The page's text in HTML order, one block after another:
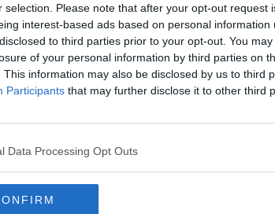
selection. Please note that after your opt-out request
interest-based ads based on personal information
to third parties prior to your opt-out. You
of your personal information by third parties on
This information may also be disclosed by us to third
Participants that may further disclose it to other third
Data Processing Opt Outs
oltre all'importanza di riavere un edificio
utilizzare anche per iniziative culturali consone ad un
Maio Agnelli.
iscriviti allaNewsletter QUInews -
nella tua casella di posta.